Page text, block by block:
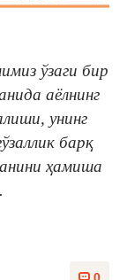
ўзаги бир
аёлнинг
унинг
барқ
ҳамиша
0